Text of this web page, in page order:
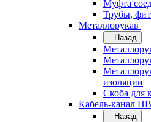
Муфта
Трубы,
Металлорукав
Назад
изоляции
Скоба для
Кабель-канал
Назад